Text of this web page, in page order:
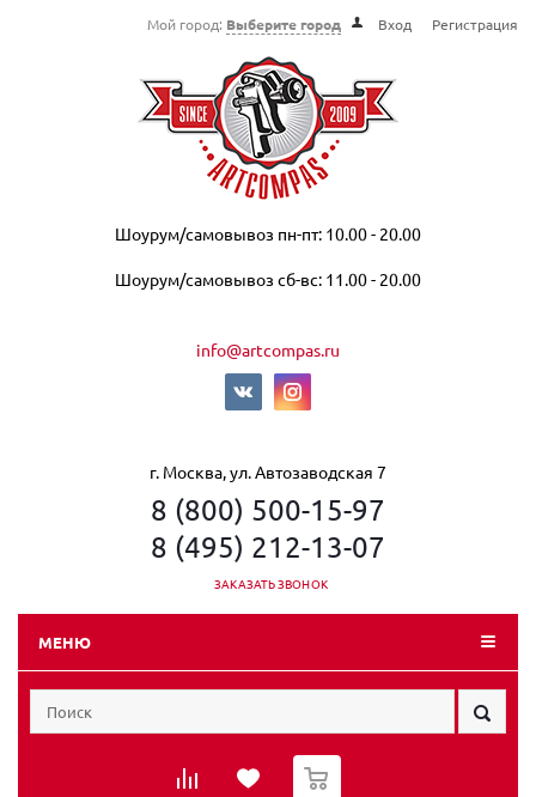
Мой город: Выберите город Вход Регистрация
Шоурум/самовывоз пн-пт: 10.00 - 20.00
Шоурум/самовывоз сб-вс: 11.00 - 20.00
info@artcompas.ru
г. Москва, ул. Автозаводская 7
8 (800) 500-15-97
8 (495) 212-13-07
ЗАКАЗАТЬ ЗВОНОК
МЕНЮ
0